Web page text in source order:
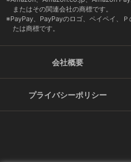
またはその関連会社の商標です。
PayPay、PayPayのロゴ、ペイペイ、
たは商標です。
会社概要
プライバシーポリシー